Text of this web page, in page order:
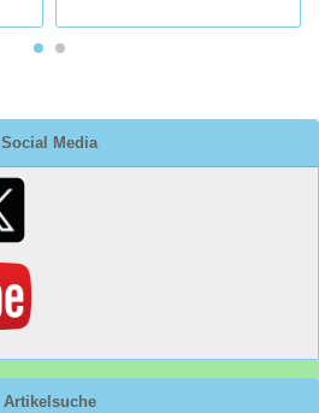
Social Media
Artikelsuche